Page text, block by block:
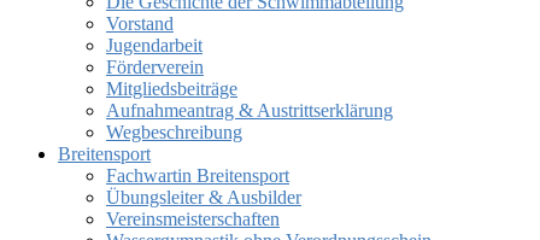
Vorstand
Jugendarbeit
Förderverein
Mitgliedsbeiträge
Aufnahmeantrag & Austrittserklärung
Wegbeschreibung
Breitensport
Fachwartin Breitensport
Übungsleiter & Ausbilder
Vereinsmeisterschaften